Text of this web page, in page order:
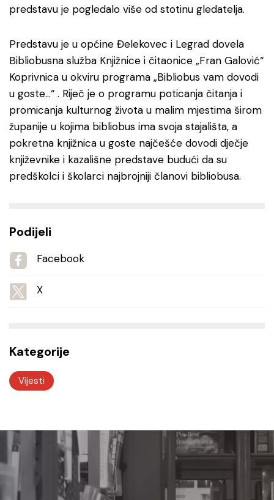
predstavu je pogledalo više od stotinu gledatelja.
Predstavu je u općine Đelekovec i Legrad dovela
Bibliobusna služba Knjižnice i čitaonice „Fran Galović“
Koprivnica u okviru programa „Bibliobus vam dovodi
u goste…“ . Riječ je o programu poticanja čitanja i
promicanja kulturnog života u malim mjestima širom
županije u kojima bibliobus ima svoja stajališta, a
pokretna knjižnica u goste najčešće dovodi dječje
književnike i kazališne predstave budući da su
predškolci i školarci najbrojniji članovi bibliobusa.
Podijeli
Facebook
X
Kategorije
Vijesti